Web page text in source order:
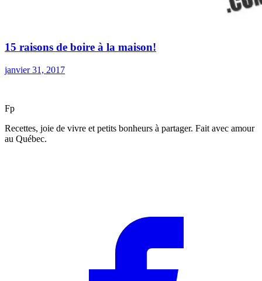
15 raisons de boire à la maison!
janvier 31, 2017
Fp
Recettes, joie de vivre et petits bonheurs à partager. Fait avec amour
au Québec.